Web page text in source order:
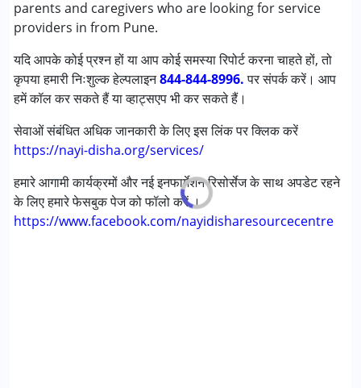
parents and caregivers who are looking for service
providers in from Pune.
यदि आपके कोई प्रश्न हों या आप कोई समस्या रिपोर्ट करना चाहते हों, तो
कृपया हमारी निःशुल्क हेल्पलाइन844-844-8996.पर संपर्क करें। आप
हमें कॉल कर सकते हैं या व्हाट्सएप भी कर सकते हैं।
सेवाओं संबंधित अधिक जानकारी के लिए इस लिंक पर क्लिक करें
https://nayi-disha.org/services/
हमारे आगामी कार्यक्रमों और नई इनफार्मेशन रिसोर्सेज के साथ अपडेट रहने
के लिए हमारे फेसबुक पेज को फॉलो करें ।
https://www.facebook.com/nayidisharesourcecentre
सेरब्रल पाल्सी (सी पी )
ग्लोबल डेवलपमेंटल डिले (एर्लियर टर्म वाज़ एमआर)
मल्टिपल डिसेबिलिटीज़ (एमडी)
अंडायग्नोज्ड
आयु वर्ग :0 - 5 years ,6 - 12 years ,13 - 17 years ,above 18
years